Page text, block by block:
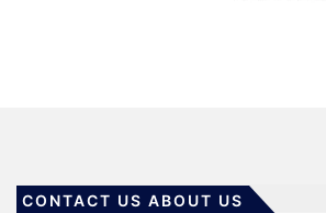
CONTACT US ABOUT US